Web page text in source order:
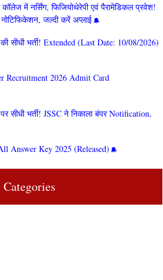
में नर्सिंग, फिजियोथेरेपी एवं पैरामेडिकल प्रवेश!
जल्दी करें अप्लाई
सीधी भर्ती! Extended (Last Date: 10/08/2026)
Recruitment 2026 Admit Card
सीधी भर्ती! JSSC ने निकाला बंपर Notification,
Answer Key 2025 (Released)
Categories